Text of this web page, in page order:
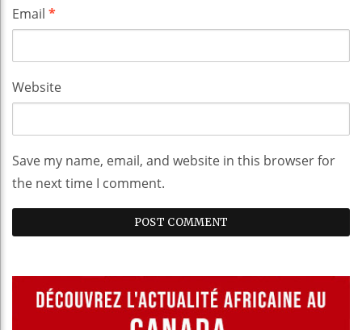
Email *
Website
Save my name, email, and website in this browser for
the next time I comment.